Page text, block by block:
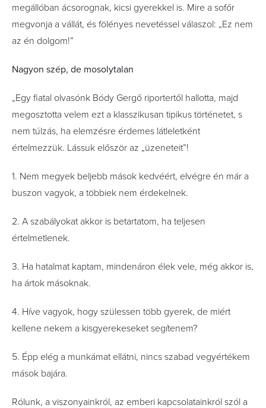
megállóban ácsorognak, kicsi gyerekkel is. Mire a sofőr
megvonja a vállát, és fölényes nevetéssel válaszol: „Ez nem
az én dolgom!”
Nagyon szép, de mosolytalan
„Egy fiatal olvasónk Bódy Gergő riportertől hallotta, majd
megosztotta velem ezt a klasszikusan tipikus történetet, s
nem túlzás, ha elemzésre érdemes látleletként
értelmezzük. Lássuk először az „üzeneteit”!
1. Nem megyek beljebb mások kedvéért, elvégre én már a
buszon vagyok, a többiek nem érdekelnek.
2. A szabályokat akkor is betartatom, ha teljesen
értelmetlenek.
3. Ha hatalmat kaptam, mindenáron élek vele, még akkor is,
ha ártok másoknak.
4. Híve vagyok, hogy szülessen több gyerek, de miért
kellene nekem a kisgyerekeseket segítenem?
5. Épp elég a munkámat ellátni, nincs szabad vegyértékem
mások bajára.
Rólunk, a viszonyainkról, az emberi kapcsolatainkról szól a